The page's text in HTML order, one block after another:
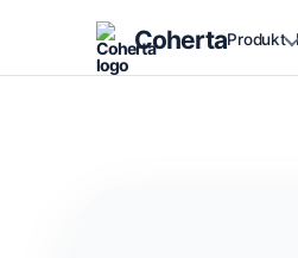
CohertaProdukt